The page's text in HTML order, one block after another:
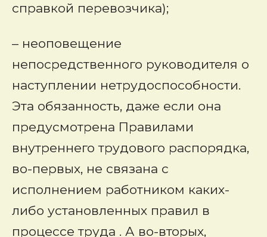
справкой перевозчика);
– неоповещение
непосредственного руководителя о
наступлении нетрудоспособности.
Эта обязанность, даже если она
предусмотрена Правилами
внутреннего трудового распорядка,
во-первых, не связана с
исполнением работником каких-
либо установленных правил в
процессе труда . А во-вторых,